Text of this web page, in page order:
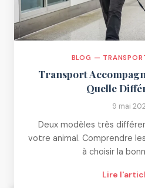
BLOG —
Transport
Quelle
9 mai
Deux modèles très
votre animal. Comprendre
à choisir la
Lire